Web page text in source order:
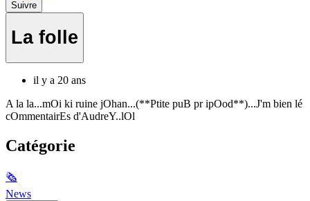
Suivre
La folle
il y a 20 ans
A la la...mOi ki ruine jOhan...(**Ptite puB pr ipOod**)...J'm bien lé
cOmmentairEs d'AudreY..lOl
Catégorie
🗞
News